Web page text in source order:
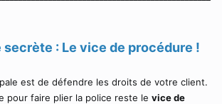
secrète : Le vice de procédure !
est de défendre les droits de votre client.
pour faire plier la police reste le vice de